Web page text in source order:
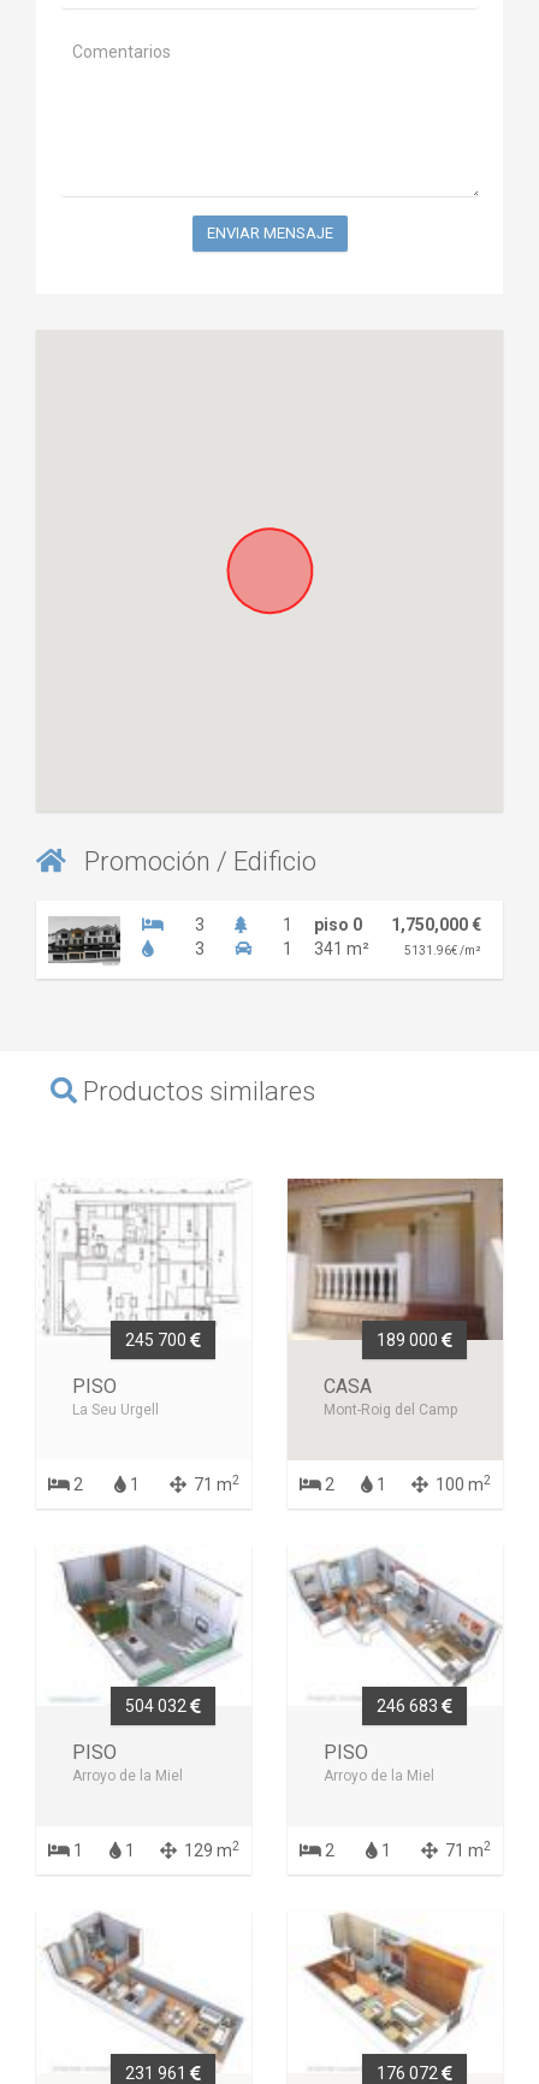
ENVIAR MENSAJE
Promoción / Edificio
3
3
1
1
piso 0
341 m²
1,750,000 €
5131.96€ /m²
Productos similares
245 700
PISO
La Seu Urgell
2 1 71 m2
189 000
CASA
Mont-Roig del Camp
2 1 100 m2
504 032
PISO
Arroyo de la Miel
1 1 129 m2
246 683
PISO
Arroyo de la Miel
2 1 71 m2
231 961 176 072